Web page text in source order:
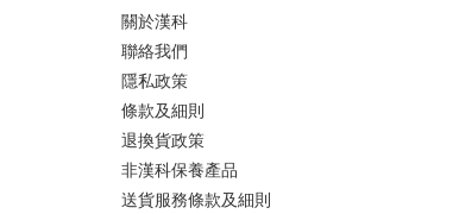
關於漢科
聯絡我們
隱私政策
條款及細則
退換貨政策
非漢科保養產品
送貨服務條款及細則